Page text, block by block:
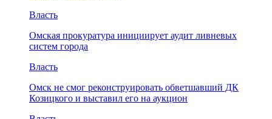
Власть
Омская прокуратура инициирует аудит ливневых
систем города
Власть
Омск не смог реконструировать обветшавший ДК
Козицкого и выставил его на аукцион